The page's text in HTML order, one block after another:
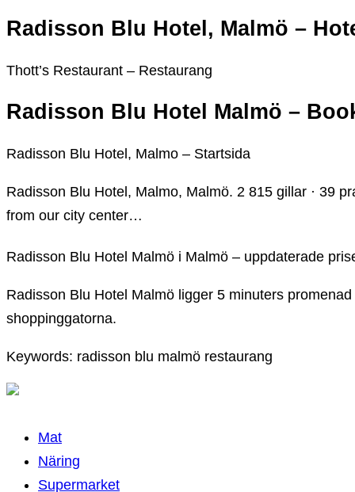
Radisson Blu Hotel, Malmö –
Thott’s Restaurant – Restaurang
Radisson Blu Hotel Malmö –
Radisson Blu Hotel, Malmo – Startsida
Radisson Blu Hotel, Malmo, Malmö. 2 815 gillar · 39
from our city center…
Radisson Blu Hotel Malmö i Malmö – uppdaterade
Radisson Blu Hotel Malmö ligger 5 minuters
shoppinggatorna.
Keywords: radisson blu malmö restaurang
Mat
Näring
Supermarket